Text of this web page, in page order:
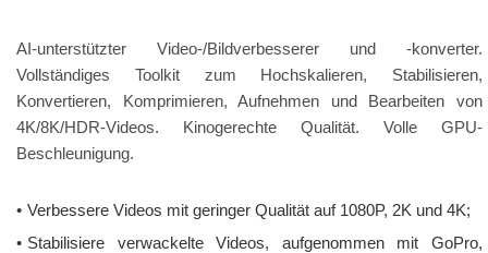
AI-unterstützter Video-/Bildverbesserer und -konverter.
Vollständiges Toolkit zum Hochskalieren, Stabilisieren,
Konvertieren, Komprimieren, Aufnehmen und Bearbeiten von
4K/8K/HDR-Videos. Kinogerechte Qualität. Volle GPU-
Beschleunigung.
• Verbessere Videos mit geringer Qualität auf 1080P, 2K und 4K;
• Stabilisiere verwackelte Videos, aufgenommen mit GoPro,